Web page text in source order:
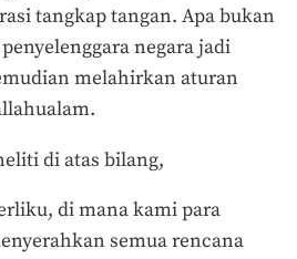
tangkap tangan. Apa bukan
negara jadi
melahirkan aturan
di atas bilang,
di mana kami para
semua rencana